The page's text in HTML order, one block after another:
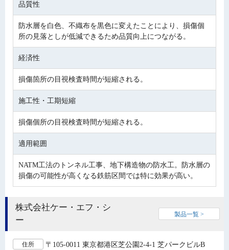
品質性
防水層を白色、不織布を黒色に変えたことにより、損傷個
所の見落としが低減できるため品質向上につながる。
経済性
損傷箇所の目視検査時間が短縮される。
施工性・工期短縮
損傷個所の目視検査時間が短縮される。
適用範囲
NATM工法のトンネル工事、地下構造物の防水工。防水層の
損傷の可能性が高くなる鉄筋区間では特に効果が高い。
株式会社ケー・エフ・シ
ー
製品一覧 >
住所
〒105-0011 東京都港区芝公園2-4-1 芝パークビルB